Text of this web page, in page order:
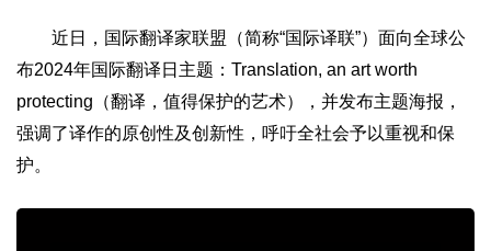
近日，国际翻译家联盟（简称“国际译联”）面向全球公
布2024年国际翻译日主题：Translation, an art worth
protecting（翻译，值得保护的艺术），并发布主题海报，
强调了译作的原创性及创新性，呼吁全社会予以重视和保
护。